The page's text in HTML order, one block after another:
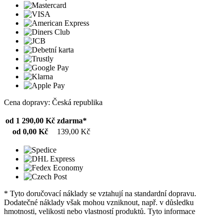
Cena dopravy: Česká republika
od 1 290,00 Kč zdarma*
od 0,00 Kč
139,00 Kč
* Tyto doručovací náklady se vztahují na standardní dopravu.
Dodatečné náklady však mohou vzniknout, např. v důsledku
hmotnosti, velikosti nebo vlastností produktů. Tyto informace